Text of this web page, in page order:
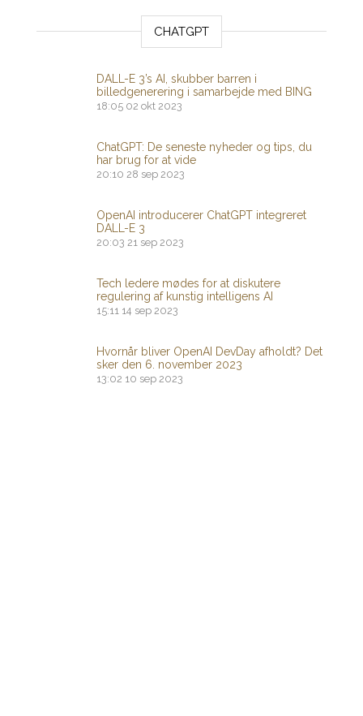
CHATGPT
DALL-E 3’s AI, skubber barren i
billedgenerering i samarbejde med BING
18:05 02 okt 2023
ChatGPT: De seneste nyheder og tips, du
har brug for at vide
20:10 28 sep 2023
OpenAI introducerer ChatGPT integreret
DALL-E 3
20:03 21 sep 2023
Tech ledere mødes for at diskutere
regulering af kunstig intelligens AI
15:11 14 sep 2023
Hvornår bliver OpenAI DevDay afholdt? Det
sker den 6. november 2023
13:02 10 sep 2023